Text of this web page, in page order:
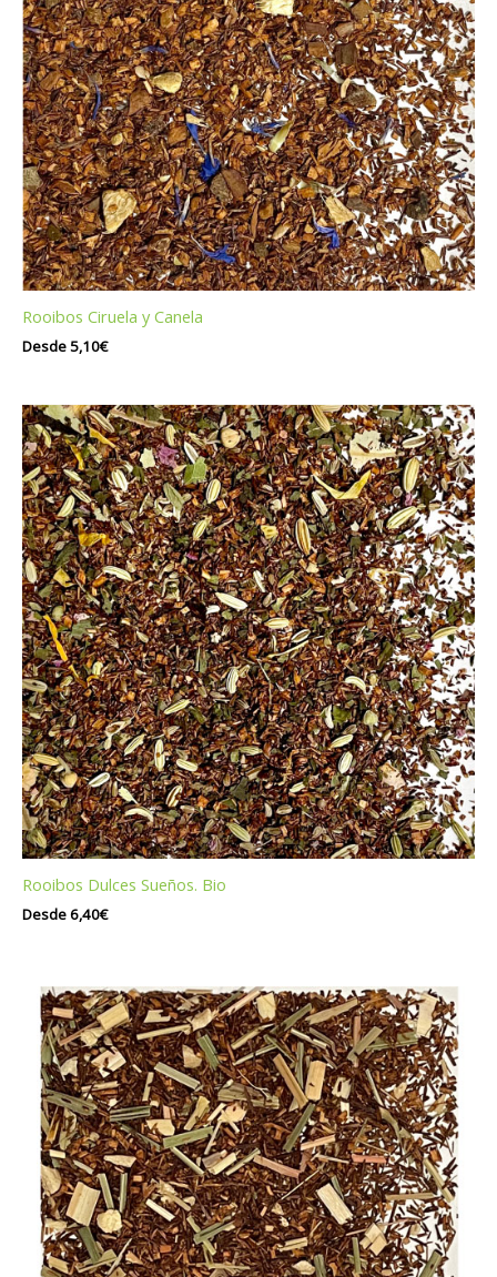
Rooibos Ciruela y Canela
Desde5,10€
Rooibos Dulces Sueños. Bio
Desde6,40€